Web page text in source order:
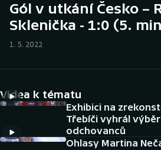
Hokej
Cyklistika
DALŠÍ SPORTY
Gól v utkání Česko –
Sklenička - 1:0 (5.
1. 5. 2022
Videa k tématu
Exhibici na
Třebíči vyhrál
odchovanců
Ohlasy Martina